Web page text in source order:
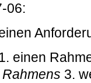
06:
einen
3.